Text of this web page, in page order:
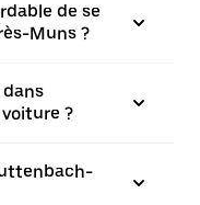
de se
Muns ?
?